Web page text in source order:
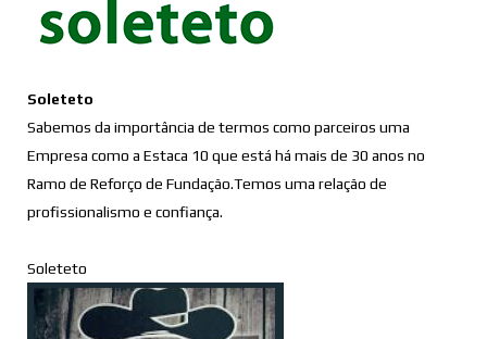
Soleteto
Sabemos da importância de termos como parceiros uma
Empresa como a Estaca 10 que está há mais de 30 anos no
Ramo de Reforço de Fundação.Temos uma relação de
profissionalismo e confiança.
Soleteto